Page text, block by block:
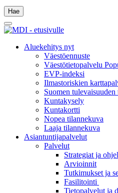
Hae
Hae
Main
Menu
Aluekehitys nyt
Väestöennuste
Väestötietopalvelu
EVP-indeksi
Ilmastoriskien
Suomen tulevaisuuden
Kuntakysely
Kuntakortti
Nopea tilannekuva
Laaja tilannekuva
Asiantuntijapalvelut
Palvelut
Strategiat ja
Arvioinnit
Tutkimukset ja
Fasilitointi
Tietopalvelut ja